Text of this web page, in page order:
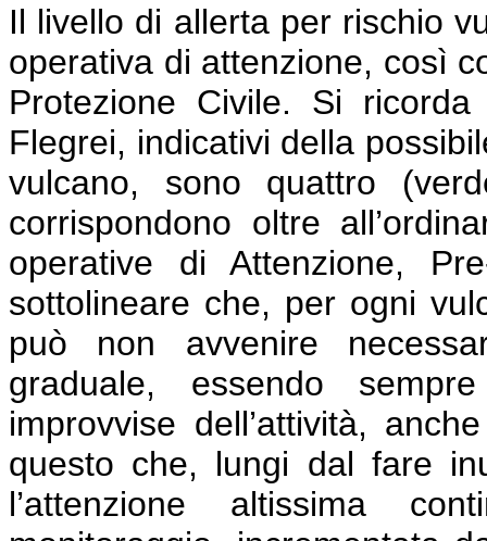
Il livello di allerta per rischio
operativa di attenzione, così
Protezione Civile. Si
Flegrei, indicativi della
vulcano, sono quattro
corrispondono oltre
operative di Attenzione,
sottolineare che, per ogni
può non avvenire
graduale, essendo
improvvise dell’attività,
questo che, lungi dal fare
l’attenzione altissima